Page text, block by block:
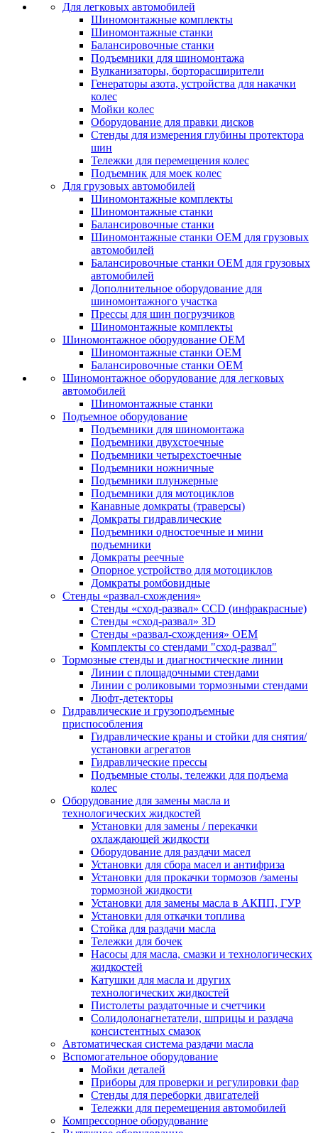
Для легковых автомобилей
Шиномонтажные комплекты
Шиномонтажные станки
Балансировочные станки
Подъемники для шиномонтажа
Вулканизаторы, борторасширители
Генераторы азота, устройства для накачки
колес
Мойки колес
Оборудование для правки дисков
Стенды для измерения глубины протектора
шин
Тележки для перемещения колес
Подъемник для моек колеc
Для грузовых автомобилей
Шиномонтажные комплекты
Шиномонтажные станки
Балансировочные станки
Шиномонтажные станки ОЕМ для грузовых
автомобилей
Балансировочные станки ОЕМ для грузовых
автомобилей
Дополнительное оборудование для
шиномонтажного участка
Прессы для шин погрузчиков
Шиномонтажные комплекты
Шиномонтажное оборудование ОЕМ
Шиномонтажные станки ОЕМ
Балансировочные станки ОЕМ
Шиномонтажное оборудование для легковых
автомобилей
Шиномонтажные станки
Подъемное оборудование
Подъемники для шиномонтажа
Подъемники двухстоечные
Подъемники четырехстоечные
Подъемники ножничные
Подъемники плунжерные
Подъемники для мотоциклов
Канавные домкраты (траверсы)
Домкраты гидравлические
Подъемники одностоечные и мини
подъемники
Домкраты реечные
Опорное устройство для мотоциклов
Домкраты ромбовидные
Стенды «развал-схождения»
Стенды «сход-развал» CCD (инфракрасные)
Стенды «сход-развал» 3D
Стенды «развал-схождения» ОЕМ
Комплекты со стендами "сход-развал"
Тормозные стенды и диагностические линии
Линии с площадочными стендами
Линии с роликовыми тормозными стендами
Люфт-детекторы
Гидравлические и грузоподъемные
приспособления
Гидравлические краны и стойки для снятия/
установки агрегатов
Гидравлические прессы
Подъемные столы, тележки для подъема
колес
Оборудование для замены масла и
технологических жидкостей
Установки для замены / перекачки
охлаждающей жидкости
Оборудование для раздачи масел
Установки для сбора масел и антифриза
Установки для прокачки тормозов /замены
тормозной жидкости
Установки для замены масла в АКПП, ГУР
Установки для откачки топлива
Стойка для раздачи масла
Тележки для бочек
Насосы для масла, смазки и технологических
жидкостей
Катушки для масла и других
технологических жидкостей
Пистолеты раздаточные и счетчики
Солидолонагнетатели, шприцы и раздача
консистентных смазок
Автоматическая система раздачи масла
Вспомогательное оборудование
Мойки деталей
Приборы для проверки и регулировки фар
Стенды для переборки двигателей
Тележки для перемещения автомобилей
Компрессорное оборудование